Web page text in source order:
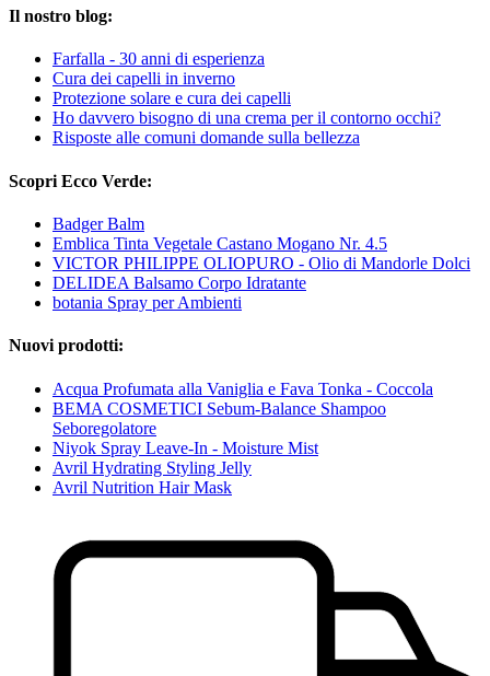
Il nostro blog:
Farfalla - 30 anni di esperienza
Cura dei capelli in inverno
Protezione solare e cura dei capelli
Ho davvero bisogno di una crema per il contorno occhi?
Risposte alle comuni domande sulla bellezza
Scopri Ecco Verde:
Badger Balm
Emblica Tinta Vegetale Castano Mogano Nr. 4.5
VICTOR PHILIPPE OLIOPURO - Olio di Mandorle Dolci
DELIDEA Balsamo Corpo Idratante
botania Spray per Ambienti
Nuovi prodotti:
Acqua Profumata alla Vaniglia e Fava Tonka - Coccola
BEMA COSMETICI Sebum-Balance Shampoo
Seboregolatore
Niyok Spray Leave-In - Moisture Mist
Avril Hydrating Styling Jelly
Avril Nutrition Hair Mask